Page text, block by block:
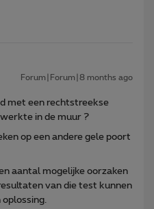
Forum|Forum|8 months ago
met een rechtstreekse
in de muur ?
op een andere gele poort
aantal mogelijke oorzaken
van die test kunnen